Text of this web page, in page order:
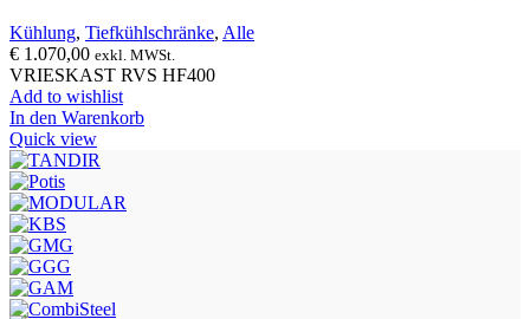
Kühlung, Tiefkühlschränke, Alle
€ 1.070,00 exkl. MWSt.
VRIESKAST RVS HF400
Add to wishlist
In den Warenkorb
Quick view